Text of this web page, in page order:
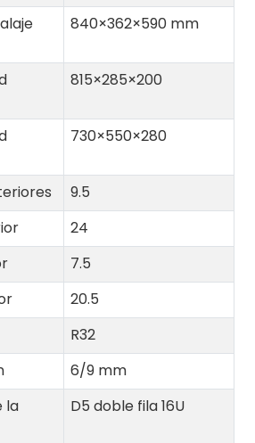
840×362×590 mm
815×285×200
730×550×280
9.5
24
7.5
20.5
R32
6/9 mm
la
D5 doble fila 16U